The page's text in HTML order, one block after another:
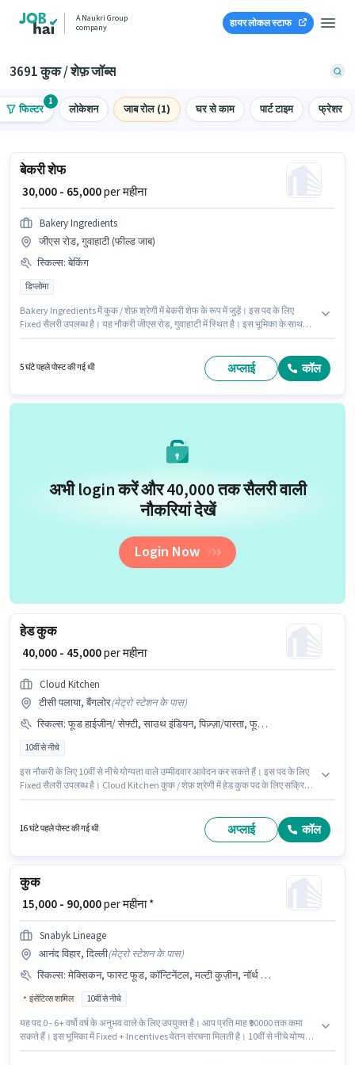
A Naukri Group
company
हायर लोकल स्टाफ
3691 कुक / शेफ़ जॉब्स
फिल्टर
1
लोकेशन जाब रोल (1) घर से काम पार्ट टाइम फ्रेशर
बेकरी शेफ
₹ 30,000 - 65,000per महीना
Bakery Ingredients
जीएस रोड, गुवाहाटी (फील्ड जाब)
स्किल्स: बेकिंग
डिप्लोमा
Bakery Ingredients में कुक / शेफ़ श्रेणी में बेकरी शेफ के रूप में जुड़ें। इस पद के लिए
Fixed सैलरी उपलब्ध है। यह नौकरी जीएस रोड, गुवाहाटी में स्थित है। इस भूमिका के साथ
5 घंटे पहले पोस्ट की गई थी अप्लाई कॉल
अभी login करें और ₹40,000 तक सैलरी वाली
नौकरियां देखें
Login Now
हेड कुक
₹ 40,000 - 45,000per महीना
Cloud Kitchen
टीसी पलाया, बैंगलोर(मेट्रो स्टेशन के पास)
स्किल्स: फूड हाईजीन/ सेफ्टी, साउथ इंडियन, पिज़्ज़ा/पास्ता, फूड प्रेजेंटेशन/ प्लेटिंग, नॉन वेज, चीनी, मल्टी कुज़ीन, नॉर्थ इंडियन, कॉन्टिनेंटल
10वीं से नीचे
इस नौकरी के लिए 10वीं से नीचे योग्यता वाले उम्मीदवार आवेदन कर सकते हैं। इस पद के लिए
Fixed सैलरी उपलब्ध है। Cloud Kitchen कुक / शेफ़ श्रेणी में हेड कुक पद के लिए सक्रिय
प्लेटिंग जैसी स्किल्स होनी चाहिए। यह भूमिका 6 - 30+ वर्षो वर्ष के अनुभव वाले के लिए खुली है,
मासिक वेतन ₹45000 रहेगा। मील, अकॉमोडेशन पद और कंपनी की नीतियों के अनुसार दिए जा
16 घंटे पहले पोस्ट की गई थी अप्लाई कॉल
कुक
₹ 15,000 - 90,000per महीना *
Snabyk Lineage
आनंद विहार, दिल्ली(मेट्रो स्टेशन के पास)
स्किल्स: मेक्सिकन, फास्ट फूड, कॉन्टिनेंटल, मल्टी कुज़ीन, नॉर्थ इंडियन, साउथ इंडियन, फूड हाईजीन/ सेफ्टी, चीनी, थाई, नॉन वेज, वेज, डायटरी/ न्यूट्रीशनल नॉलेज, पिज़्ज़ा/पास्ता, बेकिंग, तंदूर
इंसेंटिव्स शामिल 10वीं से नीचे
यह पद 0 - 6+ वर्षो वर्ष के अनुभव वाले के लिए उपयुक्त है। आप प्रति माह ₹90000 तक कमा
सकते हैं। इस भूमिका में Fixed + Incentives वेतन संरचना मिलती है। 10वीं से नीचे योग्यता